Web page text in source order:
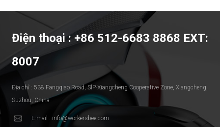
Điện thoại : +86 512-6683 8868 EXT:
8007
Địa chỉ : 538 Fangqiao Road, SlP-Xiangcheng Cooperative Zone, Xiangcheng,
Suzhou, China
E-mail : info@workersbee.com